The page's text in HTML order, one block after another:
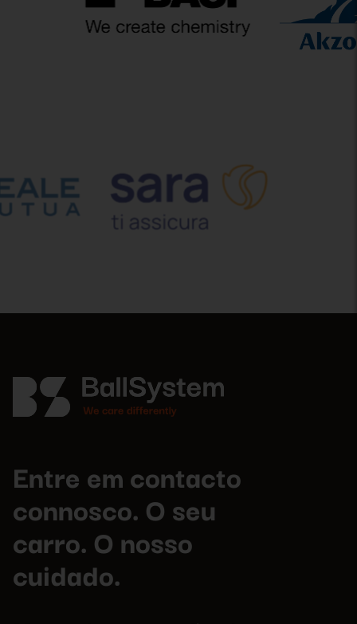
Entre em contacto
connosco. O seu
carro. O nosso
cuidado.